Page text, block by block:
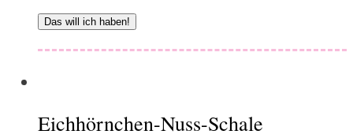
Das will ich haben!
Eichhörnchen-Nuss-Schale